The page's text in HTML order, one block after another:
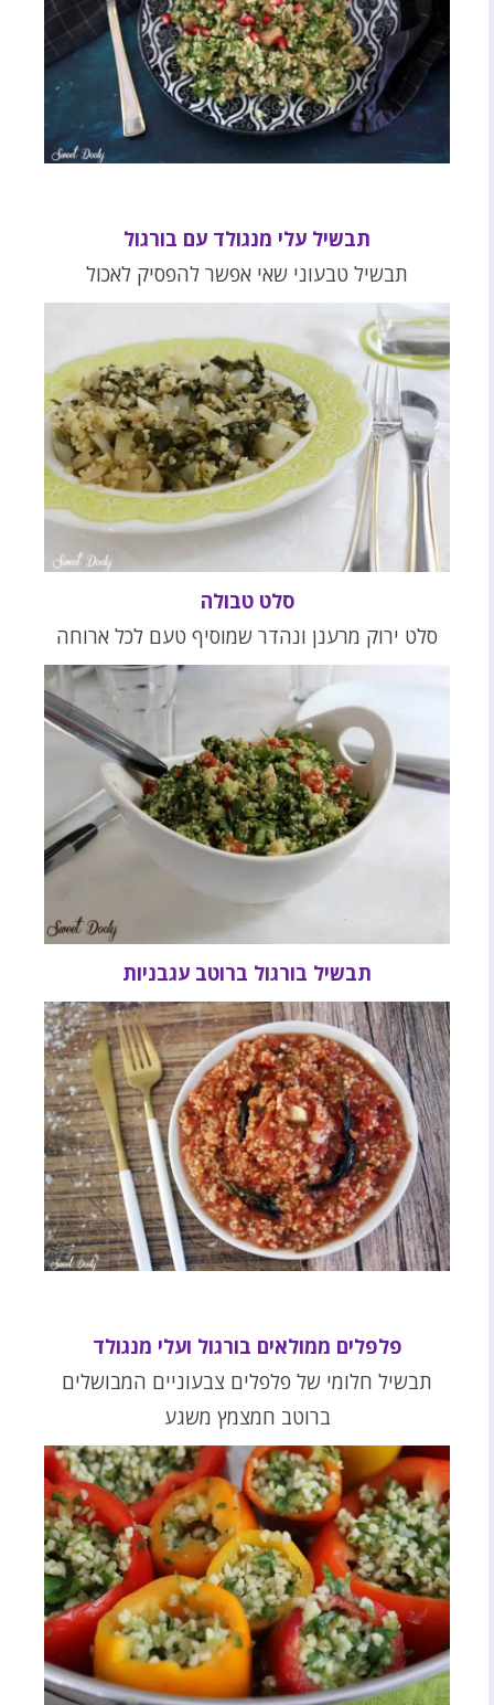
תבשיל עלי מנגולד עם בורגול
תבשיל טבעוני שאי אפשר להפסיק לאכול
סלט טבולה
סלט ירוק מרענן ונהדר שמוסיף טעם לכל ארוחה
תבשיל בורגול ברוטב עגבניות
פלפלים ממולאים בורגול ועלי מנגולד
תבשיל חלומי של פלפלים צבעוניים המבושלים
ברוטב חמצמץ משגע